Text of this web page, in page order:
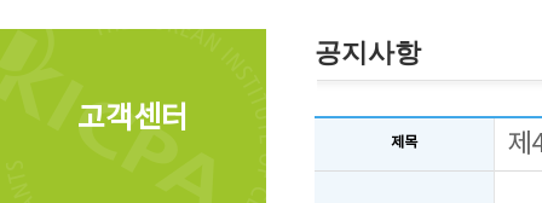
고객센터
공지사항
제목 제